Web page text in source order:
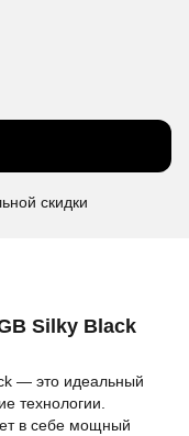
скидки
Silky Black
— это идеальный
технологии.
в себе мощный